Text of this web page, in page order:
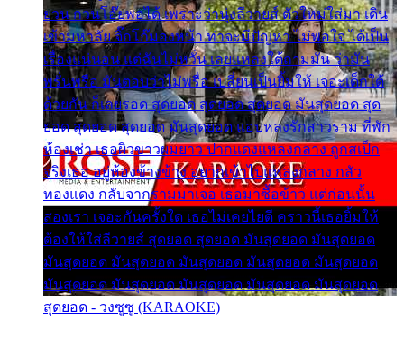
ยวน กวนโอ๊ยพอได้ เพราะว่านุ่งลีวายส์ ตัวใหม่ใส่มา เดิน
เข้ามหาลัย จิ๊กโก๊มองหน้า ท่าจะมีปัญหา ไม่พอใจ ได้เป็น
เรื่องแน่นอน แต่ฉันไม่หวั่น เลยแหลงใต้ถามมัน ว่ามัน
พรั่นพรือ มันตอบว่าไม่พรื่อ เปลี่ยนเป็นยิ้มให้ เจอะเด็กใต้
ด้วยกัน ก็เลยรอด สุดยอด สุดยอด สุดยอด มันสุดยอด สุด
ยอด สุดยอด สุดยอด มันสุดยอด แอบหลงรักสาวราม ที่พัก
ห้องเช่า เธอผิวขาวผมยาว ปากแดงแหลงกลาง ถูกสเป็ก
จริงเธอ อยู่ห้องข้างข้าง อยากเข้าไปแหลงกลาง กลัว
ทองแดง กลับจากรามมาเจอ เธอมาซื้อข้าว แต่ก่อนนั้น
สองเรา เจอะกันครั้งใด เธอไม่เคยไยดี คราวนี้เธอยิ้มให้
ต้องให้ใส่ลีวายส์ สุดยอด สุดยอด มันสุดยอด มันสุดยอด
มันสุดยอด มันสุดยอด มันสุดยอด มันสุดยอด มันสุดยอด
มันสุดยอด มันสุดยอด มันสุดยอด มันสุดยอด มันสุดยอด
สุดยอด - วงซูซู (KARAOKE)